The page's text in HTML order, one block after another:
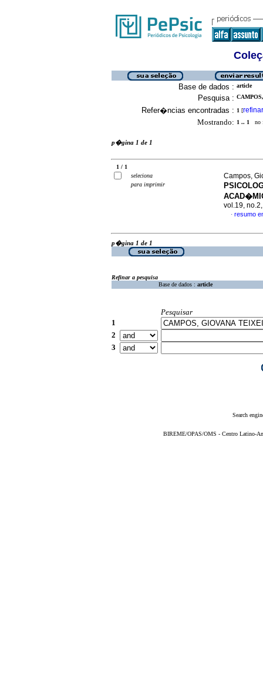
Base de dados : article
Pesquisa :
Refer�ncias encontradas : 1 [refinar
Mostrando: 1 .. 1 no
p�gina 1 de 1
1 / 1
seleciona
para imprimir
Campos,
vol.19,
· resumo
p�gina 1 de 1
Refinar a pesquisa
Base de dados : article
Pesquisar
1
2
3
Search
BIREME/OPAS/OMS - Centro Latino-